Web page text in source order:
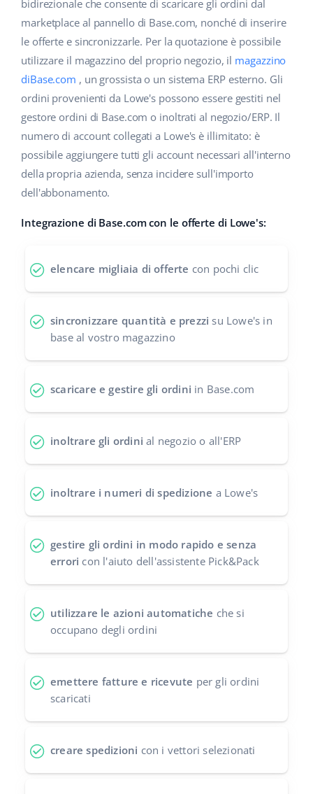
Gestione Spedizioni
Workflow Automation
Base Connect
AI per l'e-commerce
Prodotti per bambini
Elettronica
Automotive
Food&Grocery
Salute e bellezza
Moda
Centro Assistenza
Academy
Blog
Servizi
Audit dell'account
Altro
Collaborazione e partner
english (GB)
english (IN)
čeština
deutsch
Ελληνικά
Français
polski
bidirezionale che consente di scaricare gli ordini dal
marketplace al pannello di Base.com, nonché di inserire
le offerte e sincronizzarle. Per la quotazione è possibile
utilizzare il magazzino del proprio negozio, il magazzino
diBase.com , un grossista o un sistema ERP esterno. Gli
ordini provenienti da Lowe's possono essere gestiti nel
gestore ordini di Base.com o inoltrati al negozio/ERP. Il
numero di account collegati a Lowe's è illimitato: è
possibile aggiungere tutti gli account necessari all'interno
della propria azienda, senza incidere sull'importo
dell'abbonamento.
Integrazione di Base.com con le offerte di Lowe's:
elencare migliaia di offerte con pochi clic
sincronizzare quantità e prezzi su Lowe's in
base al vostro magazzino
scaricare e gestire gli ordini in Base.com
inoltrare gli ordini al negozio o all'ERP
inoltrare i numeri di spedizione a Lowe's
gestire gli ordini in modo rapido e senza
errori con l'aiuto dell'assistente Pick&Pack
utilizzare le azioni automatiche che si
occupano degli ordini
emettere fatture e ricevute per gli ordini
scaricati
creare spedizioni con i vettori selezionati